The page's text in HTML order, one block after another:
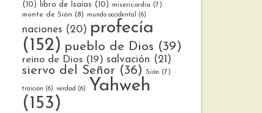
(10)
libro de Isaías (10) misericordia (7)
monte de Sión (8) mundo occidental (6)
naciones (20) profecía
(152) pueblo de Dios (39)
reino de Dios(19) salvación (21)
siervo del Señor (36) Sión (7)
traición (6) verdad (6)
Yahweh
(153)